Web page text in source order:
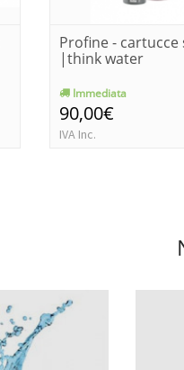
Profine - cartucce
|think water
Immediata
90,00€
IVA Inc.